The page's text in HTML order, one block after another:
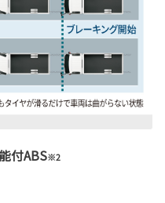
付ABS※2